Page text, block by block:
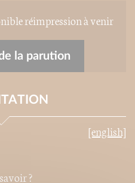
réimpression à venir
la parution
[english]
?